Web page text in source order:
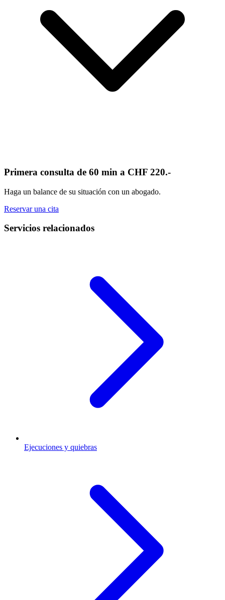
Primera consulta de 60 min a CHF 220.-
Haga un balance de su situación con un abogado.
Reservar una cita
Servicios relacionados
Ejecuciones y quiebras